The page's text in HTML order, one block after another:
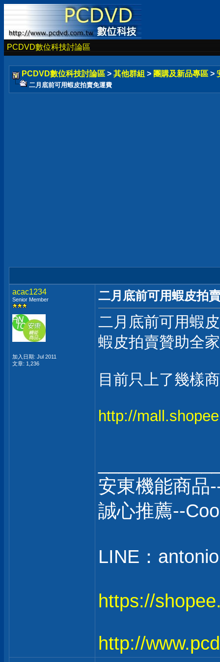
PCDVD數位科技討論區
PCDVD數位科技討論區 > 其他群組 > 團購及新品專區 >
二月底前可用蝦皮拍賣免運費
acac1234
Senior Member
加入日期: Jul 2011
文章: 1,236
二月底前可用蝦皮拍
二月底前可用蝦
蝦皮拍賣贊助全
目前只上了幾樣
http://
安東機能商品
誠心推薦--
LINE：
https://
http://